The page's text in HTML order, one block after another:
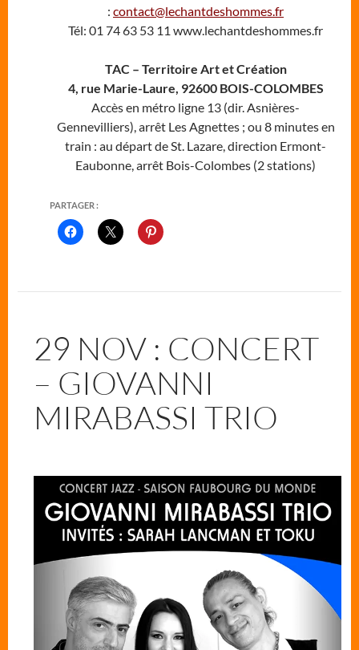
: contact@lechantdeshommes.fr
Tél: 01 74 63 53 11 www.lechantdeshommes.fr
TAC – Territoire Art et Création
4, rue Marie-Laure, 92600 BOIS-COLOMBES
Accès en métro ligne 13 (dir. Asnières-
Gennevilliers), arrêt Les Agnettes ; ou 8 minutes en
train : au départ de St. Lazare, direction Ermont-
Eaubonne, arrêt Bois-Colombes (2 stations)
PARTAGER :
29 NOV : CONCERT
– GIOVANNI
MIRABASSI TRIO